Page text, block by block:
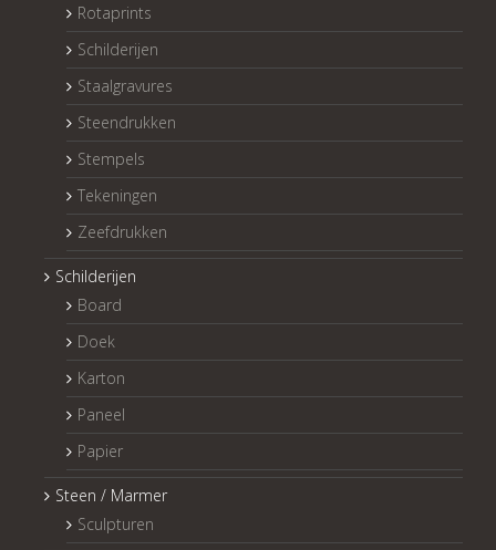
Rotaprints
Schilderijen
Staalgravures
Steendrukken
Stempels
Tekeningen
Zeefdrukken
Schilderijen
Board
Doek
Karton
Paneel
Papier
Steen / Marmer
Sculpturen